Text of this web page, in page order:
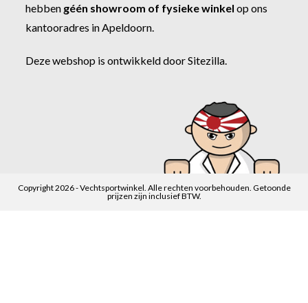
hebben géén showroom of fysieke winkel op ons
kantooradres in Apeldoorn.
Deze webshop is ontwikkeld doorSitezilla
Copyright 2026 - Vechtsportwinkel. Alle rechten voorbehouden. Getoonde
prijzen zijn inclusief BTW.